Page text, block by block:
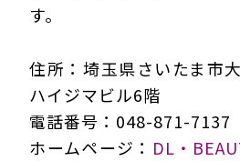
す。
住所：埼玉県さいたま市
ハイジマビル6階
電話番号：048-871-7137
ホームページ： DL・